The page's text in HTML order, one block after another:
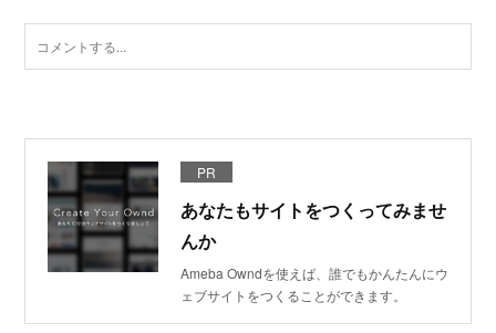
PR
あなたもサイトをつくってみませ
んか
Ameba Owndを使えば、誰でもかんたんにウ
ェブサイトをつくることができます。